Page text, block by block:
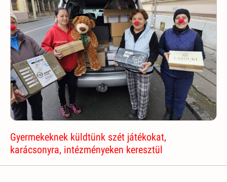
Gyermekeknek küldtünk szét játékokat,
karácsonyra, intézményeken keresztül